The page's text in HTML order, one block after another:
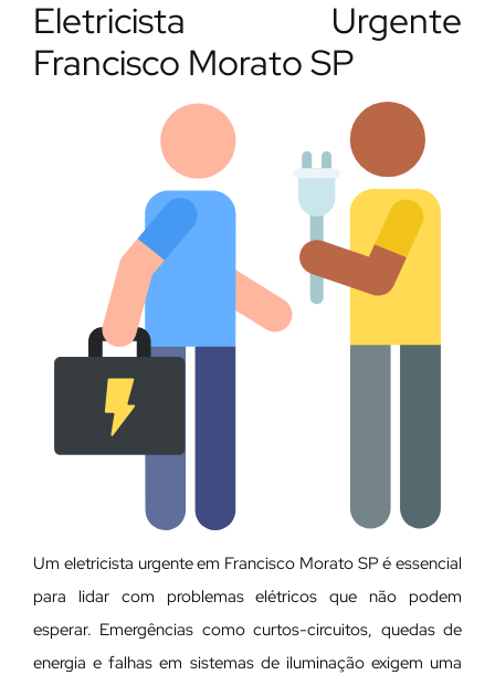
Eletricista Urgente
Francisco Morato SP
Um eletricista urgente em Francisco Morato SP é essencial
para lidar com problemas elétricos que não podem
esperar. Emergências como curtos-circuitos, quedas de
energia e falhas em sistemas de iluminação exigem uma